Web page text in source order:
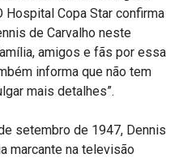
Hospital Copa Star confirma
de Carvalho neste
amigos e fãs por essa
informa que não tem
mais detalhes”.
setembro de 1947, Dennis
marcante na televisão